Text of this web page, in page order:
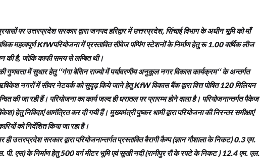
पर उत्तरप्रदेश सरकार द्वारा जनपद हरिद्वार में उत्तरप्रदेश, सिंचाई विभाग के अधीन भूमि को माँ
महत्वपूर्ण KfWपरियोजना में प्रस्तावित सीवेज पम्पिंग स्टेशनों के निर्माण हेतु रू 1.00 वार्षिक लीज
की है, जोकि काफी समय से लम्बित थी।
गुणवत्ता में सुधार हेतु ‘‘गंगा बेसिन राज्यो में पर्यावरणीय अनुकूल नगर विकास कार्यक्रम‘‘ के अन्तर्गत
नगरों में सीवर नेटवर्क को सुदृढ़ किये जाने हेतु KfW विकास बैंक द्वारा वित्त पोषित 120 मिलियन
की जा रही हैं। परियोजना का कार्य जल्द ही धरातल पर प्रारम्भ होने वाला है। परियोजनान्तर्गत पैकेज
हेतु निविदाएं आमंत्रित कर दी गयी हैं। मुख्यमंत्री पुष्कर धामी द्वारा परियोजना की निरन्तर समीक्षाएं
को निर्देशित किया जा रहा है।
उत्तरप्रदेश सरकार द्वारा परियोजनान्तर्गत प्रस्तावित बैरागी कैम्प (ज्ञान गौशाला के निकट) 0.3 एम.
पी. एस) के निर्माण हेतु 500 वर्ग मीटर भूमि एवं सूखी नदी (रानीपुर रौ के रपटे के निकट ) 12.4 एम. एल.